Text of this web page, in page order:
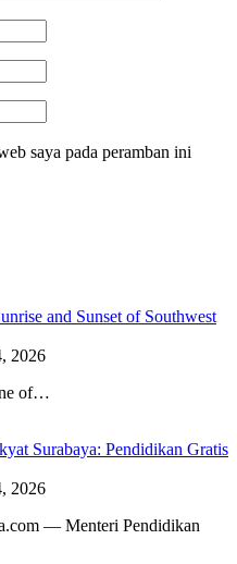
saya pada peramban ini
and Sunset of Southwest
2026
of…
Surabaya: Pendidikan Gratis
2026
— Menteri Pendidikan